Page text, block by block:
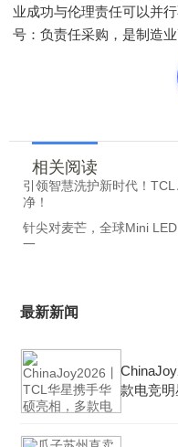
业成功与伦理责任可以并
号：负责任采购，是制造
相关阅读
引领智慧洗护新时代！
净！
针尖对麦芒，全球Mini
一
最新新闻
款电竞